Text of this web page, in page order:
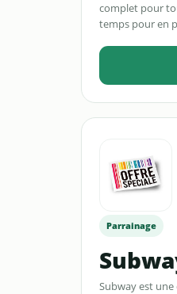
complet pour
temps pour en
Parrainage
Subway est